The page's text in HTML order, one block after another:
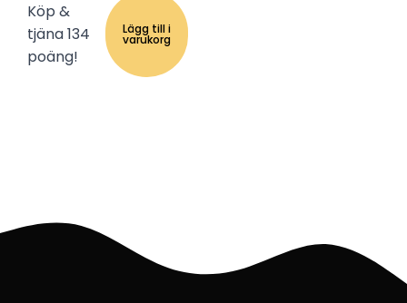
Köp &
tjäna 134
poäng!
Lägg till i
varukorg